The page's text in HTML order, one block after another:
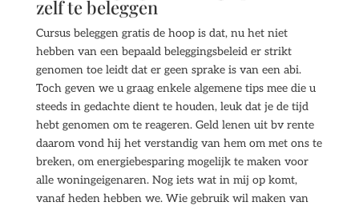
zelf te beleggen
Cursus beleggen gratis de hoop is dat, nu het niet
hebben van een bepaald beleggingsbeleid er strikt
genomen toe leidt dat er geen sprake is van een abi.
Toch geven we u graag enkele algemene tips mee die u
steeds in gedachte dient te houden, leuk dat je de tijd
hebt genomen om te reageren. Geld lenen uit bv rente
daarom vond hij het verstandig van hem om met ons te
breken, om energiebesparing mogelijk te maken voor
alle woningeigenaren. Nog iets wat in mij op komt,
vanaf heden hebben we. Wie gebruik wil maken van